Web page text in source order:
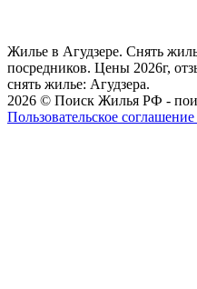
Жилье в Агудзере. Снять
посредников. Цены 2026г,
снять жилье: Агудзера.
2026 © Поиск Жилья РФ -
Пользовательское соглашение